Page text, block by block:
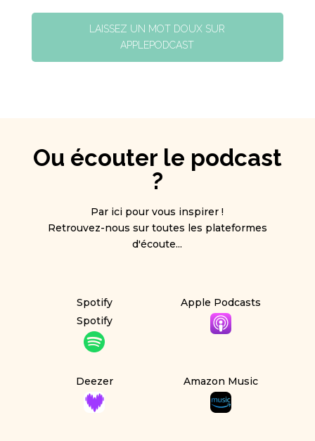
LAISSEZ UN MOT DOUX SUR
APPLEPODCAST
Ou écouter le podcast
?
Par ici pour vous inspirer !
Retrouvez-nous sur toutes les plateformes
d'écoute...
Spotify
Spotify
Apple Podcasts
Deezer Amazon Music